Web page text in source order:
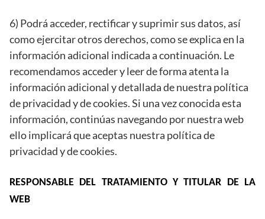
6) Podrá acceder, rectificar y suprimir sus datos, así
como ejercitar otros derechos, como se explica en la
información adicional indicada a continuación. Le
recomendamos acceder y leer de forma atenta la
información adicional y detallada de nuestra política
de privacidad y de cookies. Si una vez conocida esta
información, continúas navegando por nuestra web
ello implicará que aceptas nuestra política de
privacidad y de cookies.
RESPONSABLE DEL TRATAMIENTO Y TITULAR DE LA
WEB